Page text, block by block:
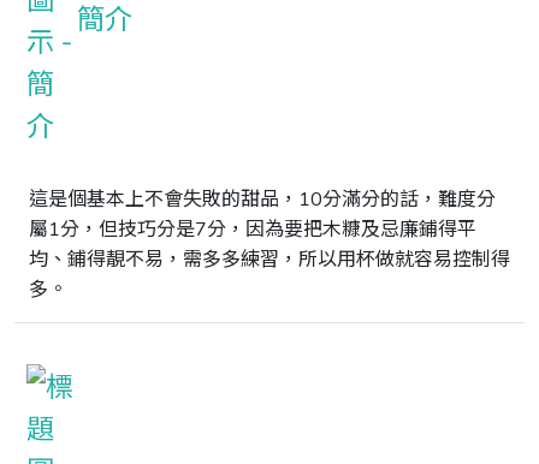
簡介
這是個基本上不會失敗的甜品，10分滿分的話，難度分
屬1分，但技巧分是7分，因為要把木糠及忌廉鋪得平
均、鋪得靚不易，需多多練習，所以用杯做就容易控制得
多。